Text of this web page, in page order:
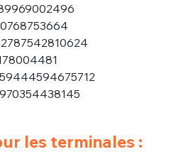
les terminales :
?
propre